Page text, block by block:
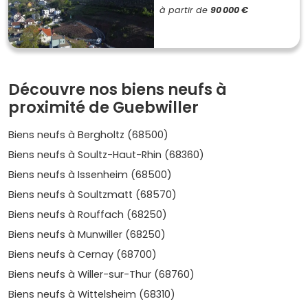
duchâteau de la Neuenbourg.
Économie locale: tissu de PME
du Florival, proximité des pôles d'emplois de
MulhouseetColmar.
garanties constructeur qui sécurisent ton achat.
Où acheter à Guebwiller ? Les secteurs à
suivre
Selon ton projet (résidence principale ou investissement),
voici lesquartierset secteurs à regarder en priorité :
Centre-ville historique: idéal si tu veux tout faire à
pied (commerces, écoles, services). C'est le bon spot
pour des petites surfaces
dans le neuf estimé :
800 €/m²selon prestations et stationnement.
Secteur de la Gare et axes N66(Guebwiller et
proximité Bollwiller) : pratique pour les déplacements
pros, avec des résidences neuves axées sur la
à partir de 90 000 €
Découvre nos biens neufs à
proximité de Guebwiller
Biens neufs à Bergholtz (68500)
Biens neufs à Soultz-Haut-Rhin (68360)
Biens neufs à Issenheim (68500)
Biens neufs à Soultzmatt (68570)
Biens neufs à Rouffach (68250)
Biens neufs à Munwiller (68250)
Biens neufs à Cernay (68700)
Biens neufs à Willer-sur-Thur (68760)
Biens neufs à Wittelsheim (68310)